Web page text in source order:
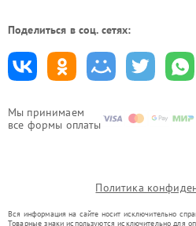
Мы принимаем
все формы оплаты
Поделиться в соц. сетях:
Политика
Вся информация на сайте носит исключительно
Товарные знаки используются исключительно для